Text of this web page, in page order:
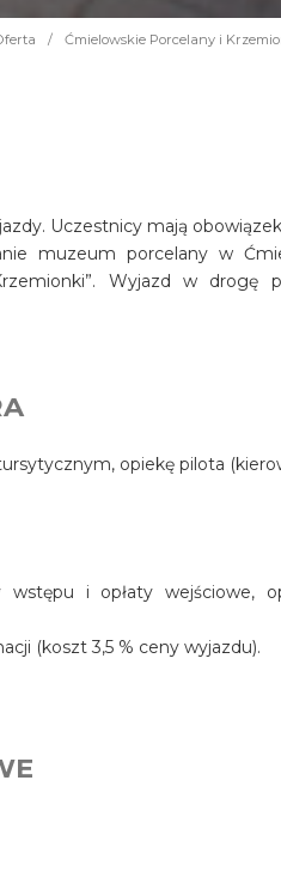
/ Ćmielowskie Porcelany i
Uczestnicy mają
muzeum porcelany w
Wyjazd w drogę
opiekę pilota
i opłaty wejściowe,
(koszt 3,5 % ceny wyjazdu).